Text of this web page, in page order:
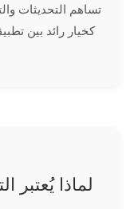
تساهم التحديثات
لماذا يُعتبر